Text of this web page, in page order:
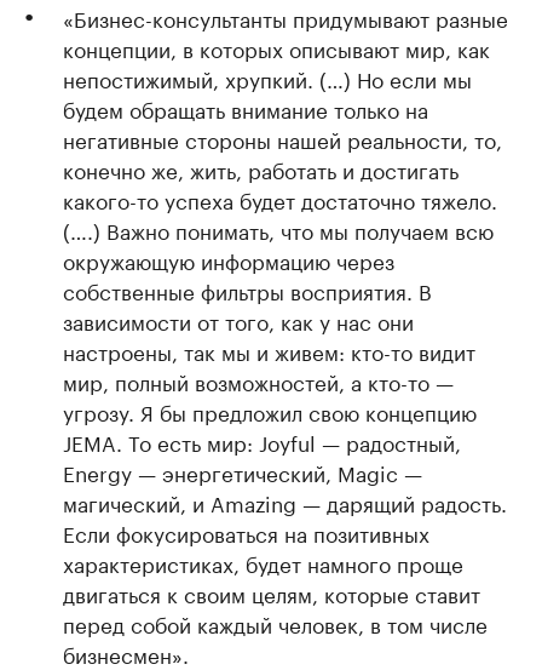
«Бизнес-консультанты придумывают разные
концепции, в которых описывают мир, как
непостижимый, хрупкий. (…) Но если мы
будем обращать внимание только на
негативные стороны нашей реальности, то,
конечно же, жить, работать и достигать
какого-то успеха будет достаточно тяжело.
(….) Важно понимать, что мы получаем всю
окружающую информацию через
собственные фильтры восприятия. В
зависимости от того, как у нас они
настроены, так мы и живем: кто-то видит
мир, полный возможностей, а кто-то —
угрозу. Я бы предложил свою концепцию
JEMA. То есть мир: Joyful — радостный,
Energy — энергетический, Magic —
магический, и Amazing — дарящий радость.
Если фокусироваться на позитивных
характеристиках, будет намного проще
двигаться к своим целям, которые ставит
перед собой каждый человек, в том числе
бизнесмен».